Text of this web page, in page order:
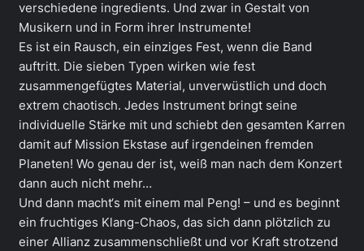
verschiedene ingredients. Und zwar in Gestalt von
Musikern und in Form ihrer Instrumente!
Es ist ein Rausch, ein einziges Fest, wenn die Band
auftritt. Die sieben Typen wirken wie fest
zusammengefügtes Material, unverwüstlich und doch
extrem chaotisch. Jedes Instrument bringt seine
individuelle Stärke mit und schiebt den gesamten Karren
damit auf Mission Ekstase auf irgendeinen fremden
Planeten! Wo genau der ist, weiß man nach dem Konzert
dann auch nicht mehr…
Und dann macht‘s mit einem mal Peng! – und es beginnt
ein fruchtiges Klang-Chaos, das sich dann plötzlich zu
einer Allianz zusammenschließt und vor Kraft strotzend